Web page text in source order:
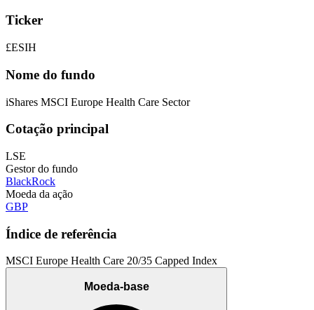
Ticker
£ESIH
Nome do fundo
iShares MSCI Europe Health Care Sector
Cotação principal
LSE
Gestor do fundo
BlackRock
Moeda da ação
GBP
Índice de referência
MSCI Europe Health Care 20/35 Capped Index
Moeda-base